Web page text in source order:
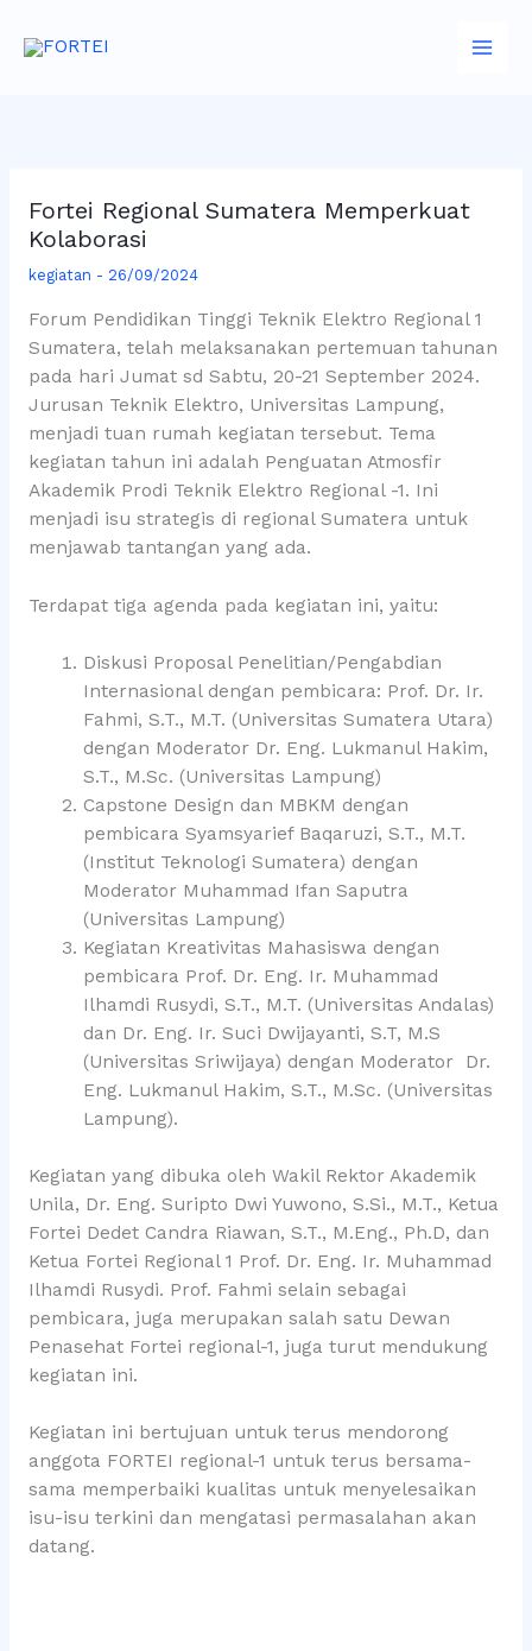
Fortei Regional Sumatera Memperkuat
Kolaborasi
kegiatan - 26/09/2024
Forum Pendidikan Tinggi Teknik Elektro Regional 1
Sumatera, telah melaksanakan pertemuan tahunan
pada hari Jumat sd Sabtu, 20-21 September 2024.
Jurusan Teknik Elektro, Universitas Lampung,
menjadi tuan rumah kegiatan tersebut. Tema
kegiatan tahun ini adalah Penguatan Atmosfir
Akademik Prodi Teknik Elektro Regional -1. Ini
menjadi isu strategis di regional Sumatera untuk
menjawab tantangan yang ada.
Terdapat tiga agenda pada kegiatan ini, yaitu:
Diskusi Proposal Penelitian/Pengabdian
Internasional dengan pembicara: Prof. Dr. Ir.
Fahmi, S.T., M.T. (Universitas Sumatera Utara)
dengan Moderator Dr. Eng. Lukmanul Hakim,
S.T., M.Sc. (Universitas Lampung)
Capstone Design dan MBKM dengan
pembicara Syamsyarief Baqaruzi, S.T., M.T.
(Institut Teknologi Sumatera) dengan
Moderator Muhammad Ifan Saputra
(Universitas Lampung)
Kegiatan Kreativitas Mahasiswa dengan
pembicara Prof. Dr. Eng. Ir. Muhammad
Ilhamdi Rusydi, S.T., M.T. (Universitas Andalas)
dan Dr. Eng. Ir. Suci Dwijayanti, S.T, M.S
(Universitas Sriwijaya) dengan Moderator Dr.
Eng. Lukmanul Hakim, S.T., M.Sc. (Universitas
Lampung).
Kegiatan yang dibuka oleh Wakil Rektor Akademik
Unila, Dr. Eng. Suripto Dwi Yuwono, S.Si., M.T., Ketua
Fortei Dedet Candra Riawan, S.T., M.Eng., Ph.D, dan
Ketua Fortei Regional 1 Prof. Dr. Eng. Ir. Muhammad
Ilhamdi Rusydi. Prof. Fahmi selain sebagai
pembicara, juga merupakan salah satu Dewan
Penasehat Fortei regional-1, juga turut mendukung
kegiatan ini.
Kegiatan ini bertujuan untuk terus mendorong
anggota FORTEI regional-1 untuk terus bersama-
sama memperbaiki kualitas untuk menyelesaikan
isu-isu terkini dan mengatasi permasalahan akan
datang.